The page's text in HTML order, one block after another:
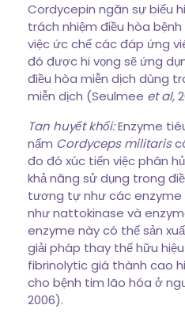
Cordycepin ngăn sự biểu
trách nhiệm điều hòa
việc ức chế các đáp ứng
đó được hi vọng sẽ ứng
điều hòa miễn dịch dùng
miễn dịch (Seulmee et al,
Tan huyết khối:Enzyme
nấm Cordyceps militaris
đo đó xúc tiến việc phân
khả năng sử dụng trong
tương tự như các enzyme
như nattokinase và
enzyme này có thể sản
giải pháp thay thế hữu
fibrinolytic giá thành cao
cho bệnh tim lão hóa ở
2006).